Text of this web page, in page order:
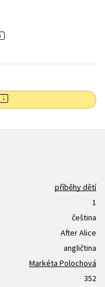
příběhy dětí
1
čeština
After Alice
angličtina
Markéta Polochová
352